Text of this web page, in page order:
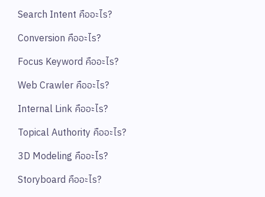
Search Intent คืออะไร?
Conversion คืออะไร?
Focus Keyword คืออะไร?
Web Crawler คืออะไร?
Internal Link คืออะไร?
Topical Authority คืออะไร?
3D Modeling คืออะไร?
Storyboard คืออะไร?